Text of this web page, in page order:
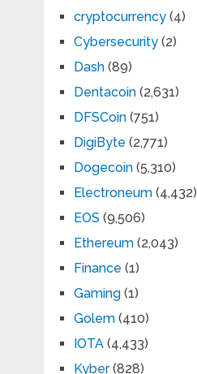
cryptocurrency(4)
Cybersecurity(2)
Dash(89)
Dentacoin(2,631)
DFSCoin(751)
DigiByte (2,771)
Dogecoin(5,310)
Electroneum(4,432)
EOS (9,506)
Ethereum(2,043)
Finance (1)
Gaming(1)
Golem(410)
IOTA(4,433)
Kyber(828)